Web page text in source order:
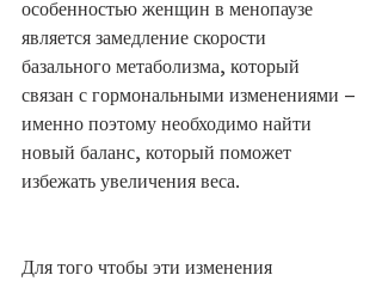
особенностью женщин в менопаузе
является замедление скорости
базального метаболизма, который
связан с гормональными изменениями –
именно поэтому необходимо найти
новый баланс, который поможет
избежать увеличения веса.
Для того чтобы эти изменения